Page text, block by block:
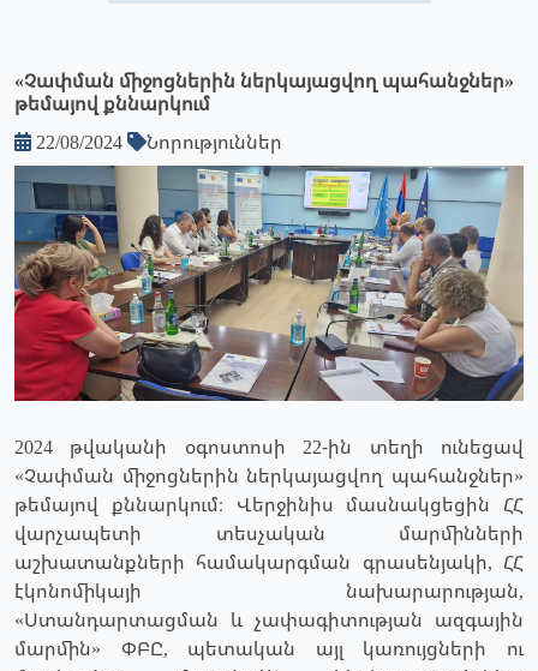
«Չափման միջոցներին ներկայացվող պահանջներ»
թեմայով քննարկում
22/08/2024
Նորություններ
2024 թվականի օգոստոսի 22-ին տեղի ունեցավ
«Չափման միջոցներին ներկայացվող պահանջներ»
թեմայով քննարկում։ Վերջինիս մասնակցեցին ՀՀ
վարչապետի տեսչական մարմինների
աշխատանքների համակարգման գրասենյակի, ՀՀ
էկոնոմիկայի նախարարության,
«Ստանդարտացման և չափագիտության ազգային
մարմին» ՓԲԸ, պետական այլ կառույցների ու